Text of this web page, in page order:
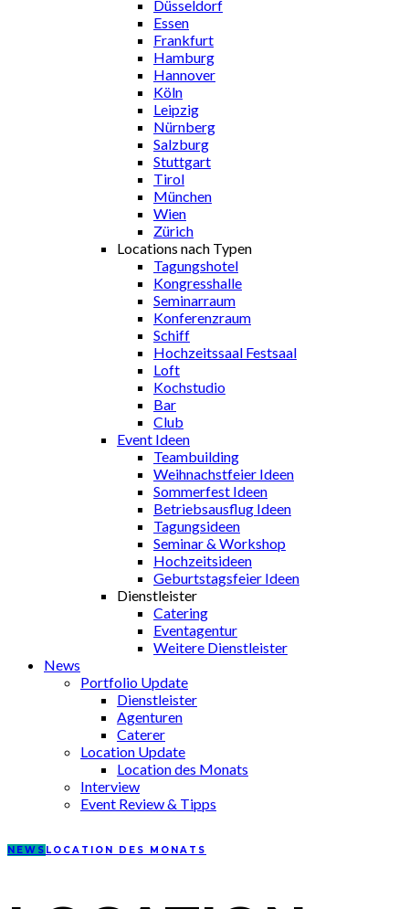
Düsseldorf
Essen
Frankfurt
Hamburg
Hannover
Köln
Leipzig
Nürnberg
Salzburg
Stuttgart
Tirol
München
Wien
Zürich
Locations nach Typen
Tagungshotel
Kongresshalle
Seminarraum
Konferenzraum
Schiff
Hochzeitssaal Festsaal
Loft
Kochstudio
Bar
Club
Event Ideen
Teambuilding
Weihnachstfeier Ideen
Sommerfest Ideen
Betriebsausflug Ideen
Tagungsideen
Seminar & Workshop
Hochzeitsideen
Geburtstagsfeier Ideen
Dienstleister
Catering
Eventagentur
Weitere Dienstleister
News
Portfolio Update
Dienstleister
Agenturen
Caterer
Location Update
Location des Monats
Interview
Event Review & Tipps
NEWS LOCATION DES MONATS